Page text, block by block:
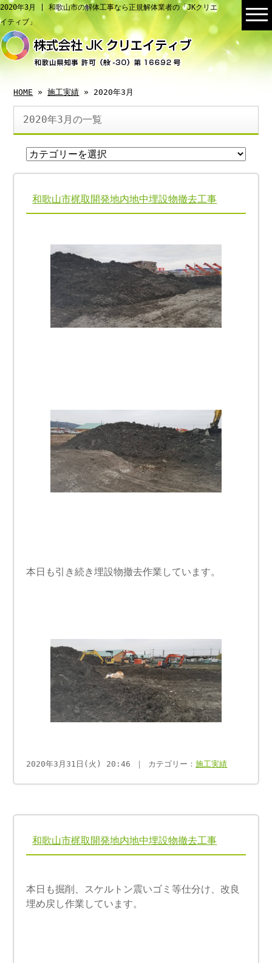
2020年3月 | 和歌山市の解体工事なら正規解体業者の「JKクリエ
イティブ」
HOME »施工実績 » 2020年3月
2020年3月の一覧
和歌山市梶取開発地内地中埋設物撤去工事
本日も引き続き埋設物撤去作業しています。
2020年3月31日(火) 20:46 ｜ カテゴリー：施工実績
和歌山市梶取開発地内地中埋設物撤去工事
本日も掘削、スケルトン震いゴミ等仕分け、改良
埋め戻し作業しています。